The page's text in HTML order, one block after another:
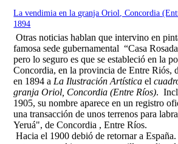
La vendimia en la granja Oriol, Concordia
1894
Otras noticias hablan que intervino en
famosa sede gubernamental “Casa
pero lo seguro es que se estableció en la
Concordia, en la provincia de Entre Riós,
en 1894 a La Ilustración Artística el
granja Oriol, Concordia (Entre Ríos).
1905, su nombre aparece en un registro
una transacción de unos terrenos para
Yeruá", de Concordia , Entre Ríos.
Hacia el 1900 debió de retornar a